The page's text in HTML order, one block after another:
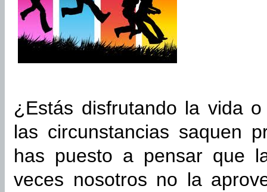
¿Estás disfrutando la vida
las circunstancias saquen
has puesto a pensar que
veces nosotros no la